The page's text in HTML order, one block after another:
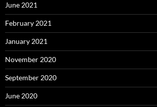
June 2021
February 2021
January 2021
November 2020
September 2020
June 2020